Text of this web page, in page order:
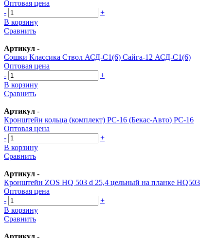
Оптовая цена
-
+
В корзину
Сравнить
Артикул -
Сошки Классика Ствол АСД-С1(6) Сайга-12 АСД-С1(6)
Оптовая цена
-
+
В корзину
Сравнить
Артикул -
Кронштейн кольца (комплект) РС-16 (Бекас-Авто) РС-16
Оптовая цена
-
+
В корзину
Сравнить
Артикул -
Кронштейн ZOS HQ 503 d 25,4 цельный на планке HQ503
Оптовая цена
-
+
В корзину
Сравнить
Артикул -